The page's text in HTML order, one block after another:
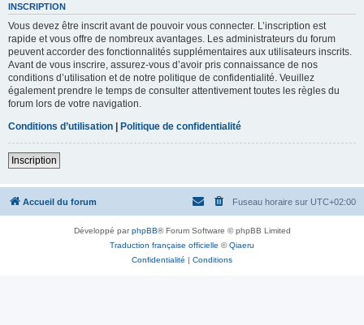
INSCRIPTION
Vous devez être inscrit avant de pouvoir vous connecter. L’inscription est
rapide et vous offre de nombreux avantages. Les administrateurs du forum
peuvent accorder des fonctionnalités supplémentaires aux utilisateurs inscrits.
Avant de vous inscrire, assurez-vous d’avoir pris connaissance de nos
conditions d’utilisation et de notre politique de confidentialité. Veuillez
également prendre le temps de consulter attentivement toutes les règles du
forum lors de votre navigation.
Conditions d’utilisation | Politique de confidentialité
Inscription
Accueil du forum Fuseau horaire sur UTC+02:00
Développé parphpBB® Forum Software © phpBB Limited
Traduction française officielle ©Qiaeru
Confidentialité | Conditions